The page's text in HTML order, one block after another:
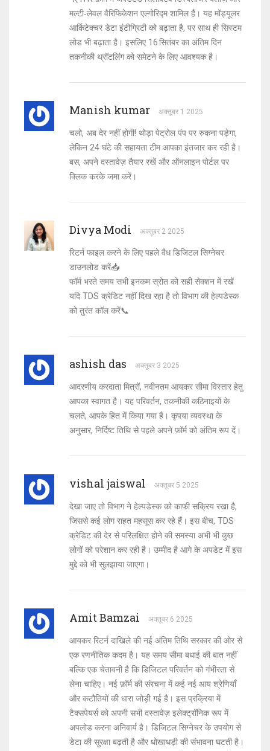
मल्टी‑लेवल वैरिफिकेशन एल्गोरिद्म शामिल हैं। यह मॉड्यूलर
आर्किटेक्चर डेटा इंटीग्रिटी को बढ़ाता है, पर साथ ही सिस्टम
लोड भी बढ़ाता है। इसलिए 16 सितंबर का अंतिम दिन
तकनीकी थ्रॉटलिंग को समेटने के लिए आवश्यक है।
Manish kumar अक्तूबर 1 2025
चलो, अब देर नहीं होगी! थोड़ा पेट्रोल पंप पर रुकना पड़ेगा,
लेकिन 24 घंटे की सहायता टीम आपका इंतजार कर रही है।
बस, अपने दस्तावेज़ तैयार रखें और ऑनलाइन पोर्टल पर
क्लिक करके जमा करें।
Divya Modi अक्तूबर 2 2025
रिटर्न फाइल करने के लिए पहले वैध डिजिटल सिग्नेचर
डाउनलोड करें📥
फॉर्म भरते समय सभी इनकम स्रोत को सही सेक्शन में रखें
यदि TDS क्रेडिट नहीं दिख रहा है तो विभाग की हेल्पडेस्क
को तुरंत कॉल करें📞
ashish das अक्तूबर 3 2025
आदरणीय करदाता मित्रों, नवीनतम आयकर सीमा विस्तार हेतु
आपका स्वागत है। यह परिवर्तन, तकनीकी कठिनाइयों के
चलते, आपके हित में किया गया है। कृपया व्यवस्था के
अनुसार, निर्दिष्ट तिथि से पहले अपने फ़ॉर्म को अंतिम रूप दें।
vishal jaiswal अक्तूबर 5 2025
देखा जाए तो विभाग ने हेल्पडेस्क को काफी सक्रिय रखा है,
जिससे कई लोग राहत महसूस कर रहे हैं। इस बीच, TDS
क्रेडिट की देर से परिलक्षित होने की समस्या अभी भी कुछ
लोगों को परेशान कर रही है। उम्मीद है आगे के अपडेट में इस
मुद्दे को भी सुलझाया जाएगा।
Amit Bamzai अक्तूबर 6 2025
आयकर रिटर्न दाखिले की नई अंतिम तिथि सरकार की ओर से
एक रणनीतिक कदम है। यह समय सीमा बधाई की बात नहीं
बल्कि एक चेतावनी है कि डिजिटल परिवर्तन को गंभीरता से
लेना चाहिए। नई फ़ॉर्म की संरचना में कई नई आय श्रेणियाँ
और कटौतियों की धारा जोड़ी गई है। इस प्रक्रिया में
टैक्सपेयर्स को अपनी सभी दस्तावेज़ इलेक्ट्रॉनिक रूप में
अपलोड करना अनिवार्य है। डिजिटल सिग्नेचर के उपयोग से
डेटा की सुरक्षा बढ़ती है और धोखाधड़ी की संभावना घटती है।